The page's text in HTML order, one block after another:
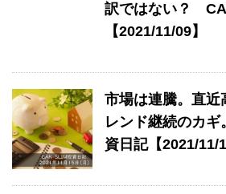
訳ではない？
【2021/11/09】
市場は連騰。直近
レンド継続のカ
資日記【2021/11/